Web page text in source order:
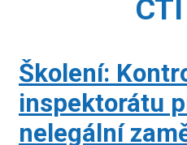
Školení:
inspektorátu
nelegální